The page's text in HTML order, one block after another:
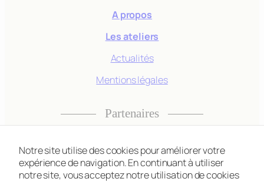
A propos
Les ateliers
Actualités
Mentions légales
Partenaires
Notre site utilise des cookies pour améliorer votre
expérience de navigation. En continuant à utiliser
notre site, vous acceptez notre utilisation de cookies
Nécessaire
Ces cookies ne
facultatifs. Ils
sont
fonctionnement
du site Web.